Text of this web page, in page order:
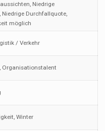
Niedrige
Niedrige Durchfallquote,
möglich
/ Verkehr
Organisationstalent
Winter